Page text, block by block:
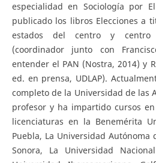
especialidad en Sociología por
publicado los libros Elecciones a
estados del centro y centro
(coordinador junto con
entender el PAN (Nostra, 2014) y
ed. en prensa, UDLAP).
completo de la Universidad de las
profesor y ha impartido cursos
licenciaturas en la Benemérita
Puebla, La Universidad Autónoma
Sonora, La Universidad